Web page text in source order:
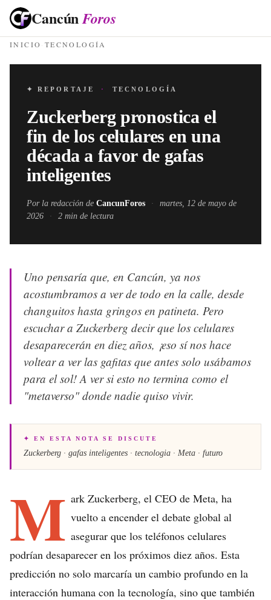
CancúnForos
INICIO· TECNOLOGÍA
✦ REPORTAJE · TECNOLOGÍA
Zuckerberg pronostica el
fin de los celulares en una
década a favor de gafas
inteligentes
Por la redacción de CancunForos ·
martes, 12 de mayo de
2026
· 2 min de lectura
Uno pensaría que, en Cancún, ya nos
acostumbramos a ver de todo en la calle, desde
changuitos hasta gringos en patineta. Pero
escuchar a Zuckerberg decir que los celulares
desaparecerán en diez años, ¡eso sí nos hace
voltear a ver las gafitas que antes solo usábamos
para el sol! A ver si esto no termina como el
"metaverso" donde nadie quiso vivir.
✦ EN ESTA NOTA SE DISCUTE
Zuckerberg · gafas inteligentes · tecnologia · Meta · futuro
M ark Zuckerberg, el CEO de Meta, ha
vuelto a encender el debate global al
asegurar que los teléfonos celulares
podrían desaparecer en los próximos diez años. Esta
predicción no solo marcaría un cambio profundo en la
interacción humana con la tecnología, sino que también